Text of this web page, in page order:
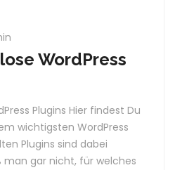
WordPress
Plugins Hier findest Du
wichtigsten WordPress
Plugins sind dabei
man gar nicht, für welches